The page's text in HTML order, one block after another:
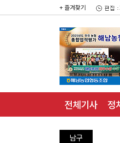
+ 즐겨찾기
전체기사 정
남구